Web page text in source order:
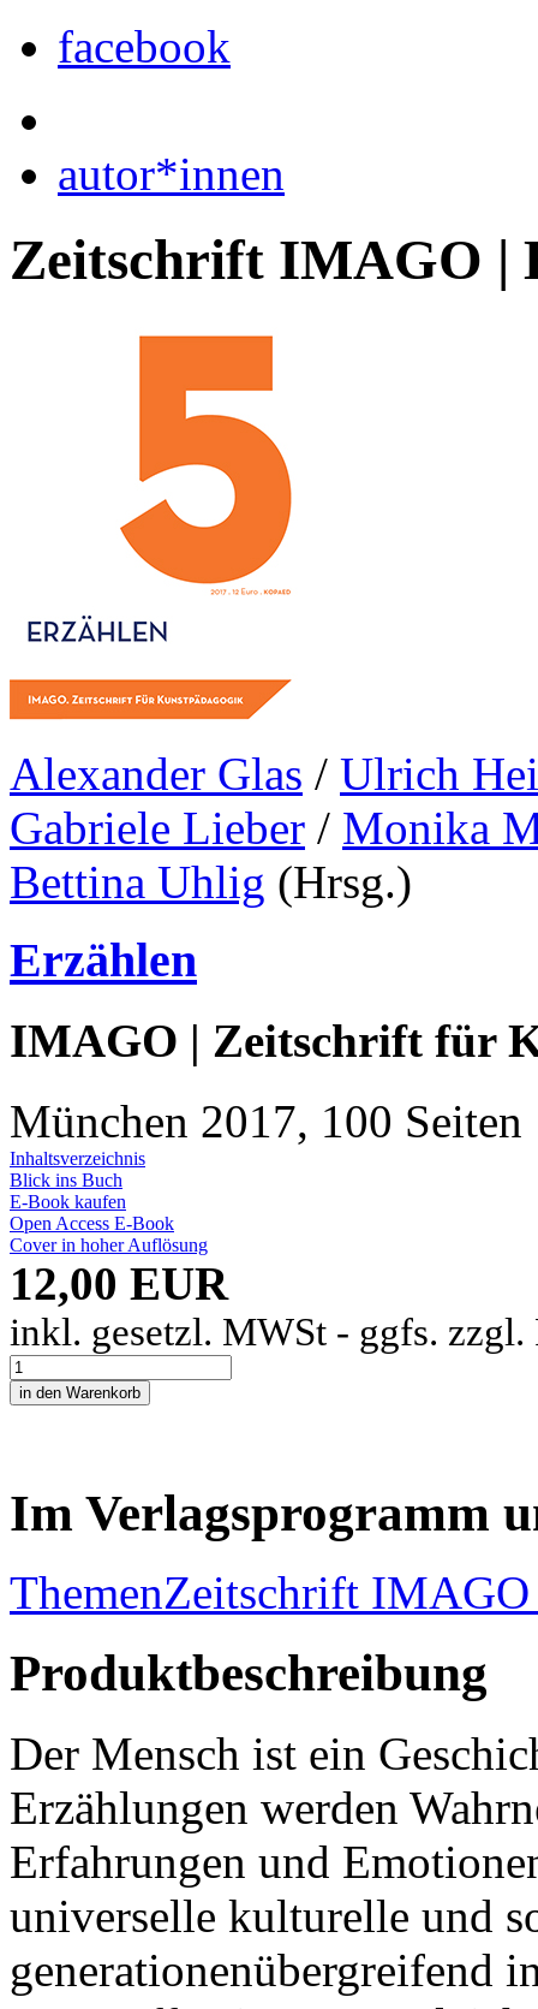
facebook
autor*innen
Zeitschrift IMAGO |
Alexander Glas / Ulrich
Gabriele Lieber / Monika
Bettina Uhlig (Hrsg.)
Erzählen
IMAGO | Zeitschrift für
München 2017, 100 Seiten
Inhaltsverzeichnis
Blick ins Buch
E-Book kaufen
Open Access E-Book
Cover in hoher Auflösung
12,00 EUR
inkl. gesetzl. MWSt - ggfs. zzgl.
Im Verlagsprogramm
ThemenZeitschrift IMAGO
Produktbeschreibung
Der Mensch ist ein
Erzählungen werden
Erfahrungen und
universelle kulturelle und
generationenübergreifend